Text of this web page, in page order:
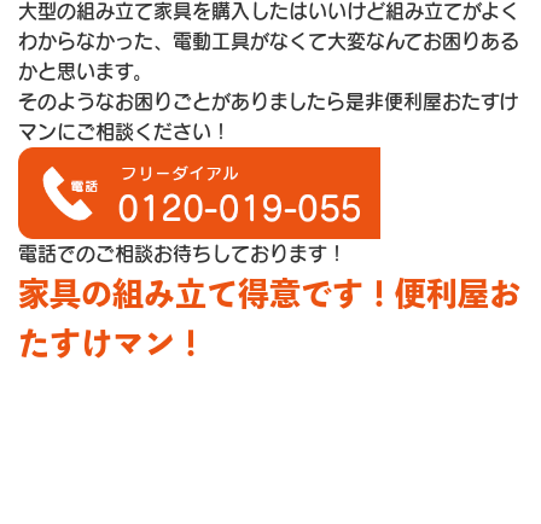
大型の組み立て家具を購入したはいいけど組み立てがよく
わからなかった、電動工具がなくて大変なんてお困りある
かと思います。
そのようなお困りごとがありましたら是非便利屋おたすけ
マンにご相談ください！
電話でのご相談お待ちしております！
家具の組み立て得意です！便利屋お
たすけマン！